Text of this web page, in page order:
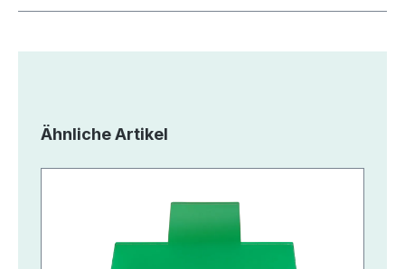
Produktgalerie überspringen
Ähnliche Artikel